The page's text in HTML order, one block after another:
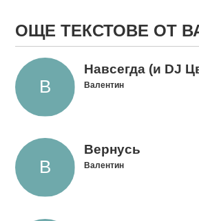
ОЩЕ ТЕКСТОВЕ ОТ
Навсегда (и DJ
Валентин
Вернусь
Валентин